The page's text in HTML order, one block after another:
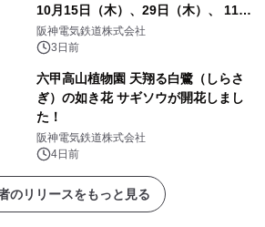
10月15日（木）、29日（木）、 11月
5日（木）、12日（木）に開催！
阪神電気鉄道株式会社
3日前
六甲高山植物園 天翔る白鷺（しらさ
ぎ）の如き花 サギソウが開花しまし
た！
阪神電気鉄道株式会社
4日前
のリリースをもっと見る